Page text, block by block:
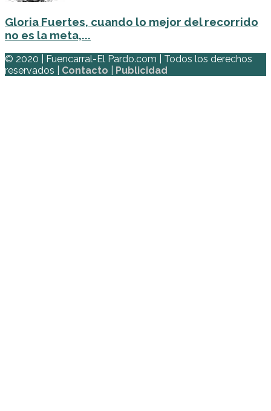
Gloria Fuertes, cuando lo mejor del recorrido
no es la meta,...
© 2020 | Fuencarral-El Pardo.com | Todos los derechos
reservados | Contacto Publicidad